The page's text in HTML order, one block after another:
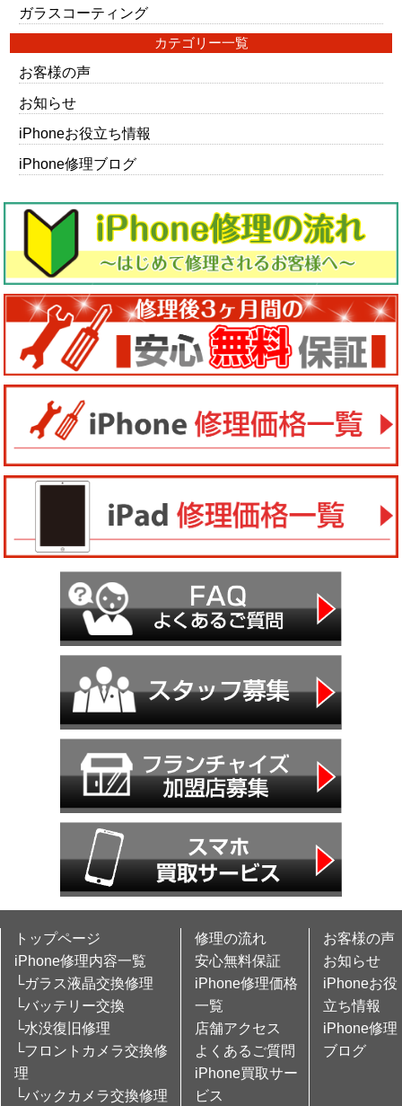
ガラスコーティング
カテゴリー一覧
お客様の声
お知らせ
iPhoneお役立ち情報
iPhone修理ブログ
トップページ
iPhone修理内容一覧
└ガラス液晶交換修理
└バッテリー交換
└水没復旧修理
└フロントカメラ交換修
理
└バックカメラ交換修理
修理の流れ
安心無料保証
iPhone修理価格
一覧
店舗アクセス
よくあるご質問
iPhone買取サー
ビス
お客様の声
お知らせ
iPhoneお役
立ち情報
iPhone修理
ブログ